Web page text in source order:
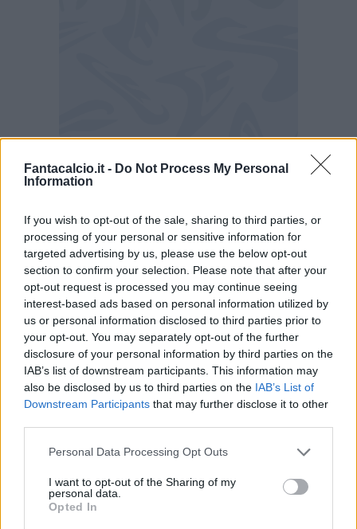
Fantacalcio.it - Do Not Process My Personal
Information
If you wish to opt-out of the sale, sharing to third parties, or
processing of your personal or sensitive information for
targeted advertising by us, please use the below opt-out
section to confirm your selection. Please note that after your
opt-out request is processed you may continue seeing
interest-based ads based on personal information utilized by
us or personal information disclosed to third parties prior to
your opt-out. You may separately opt-out of the further
disclosure of your personal information by third parties on the
IAB’s list of downstream participants. This information may
also be disclosed by us to third parties on the IAB’s List of
Downstream Participants that may further disclose it to other
Personal Data Processing Opt Outs
I want to opt-out of the Sharing of my
personal data.
Opted In
Parma, Man va al Psv: il comunicato
"Parma Calcio comunica che Dennis Man
è stato ceduto a titolo definitivo al PSV
Eindhoven
. Un viaggio cominciato nel
gennaio 2021 che lo ha portato a
raccogliere 142 presenze, realizzando 28
reti e collezionando 17 assist: un viaggio
lungo che lo ha visto protagonista nella
promozione in Serie A e nella salvezza
ottenuta nell’ultima stagione. A Dennis tutto